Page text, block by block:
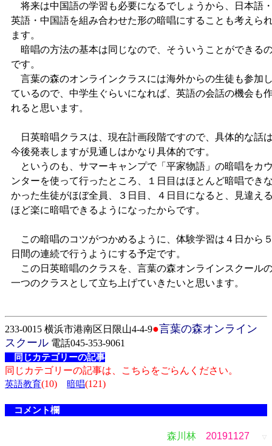
将来は中国語の学習も必要になるでしょうから、日本語
英語・中国語を組み合わせた形の暗唱にすることも考えら
ます。
暗唱の方法の基本は同じなので、そういうことができる
です。
言葉の森のオンラインクラスには海外からの生徒も参加
ているので、中学生ぐらいになれば、英語の会話の機会も
れると思います。
日英暗唱クラスは、現在計画段階ですので、具体的な話
今後発表しますが見通しはかなり具体的です。
というのも、サマーキャンプで「平家物語」の暗唱をカ
ンターを使って行ったところ、１日目はほとんど暗唱でき
かった生徒がほぼ全員、３日目、４日目になると、見違え
ほど楽に暗唱できるようになったからです。
この暗唱のコツがつかめるように、体験学習は４日から
日間の連続で行うようにする予定です。
この日英暗唱のクラスを、言葉の森オンラインスクール
一つのクラスとして立ち上げていきたいと思います。
233-0015 横浜市港南区日限山4-4-9●言葉の森オンライン
スクール 電話045-353-9061
同じカテゴリーの記事
同じカテゴリーの記事は、こちらをごらんください。
英語教育(10) 暗唱(121)
コメント欄
森川林 20191127 ▽